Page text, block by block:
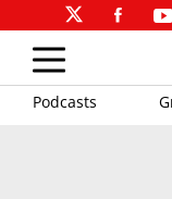
Podcasts